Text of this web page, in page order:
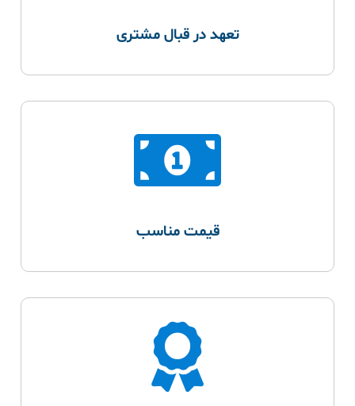
تعهد در قبال مشتری
قیمت مناسب